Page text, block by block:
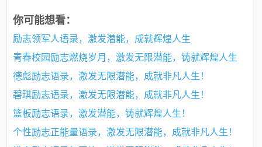
你可能想看：
励志领军人语录，激发潜能，成就辉煌人生
青春校园励志燃烧岁月，激发无限潜能，铸就辉煌人生
德彪励志语录，激发无限潜能，成就非凡人生！
碧琪励志语录，激发无限潜能，成就非凡人生！
篮板励志语录，激发潜能，铸就辉煌人生！
个性励志正能量语录，激发无限潜能，成就非凡人生！